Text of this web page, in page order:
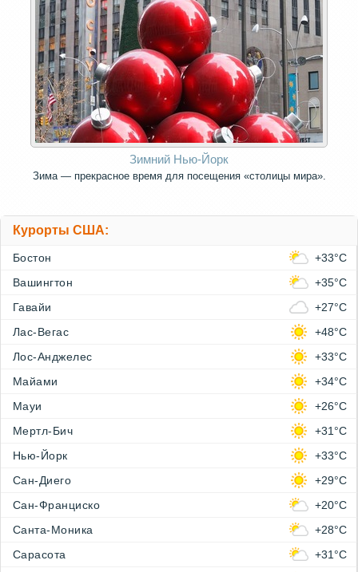
Зимний Нью-Йорк
Зима — прекрасное время для посещения «столицы мира».
Курорты США:
Бостон
+33°C
Вашингтон
+35°C
Гавайи
+27°C
Лас-Вегас
+48°C
Лос-Анджелес
+33°C
Майами
+34°C
Мауи
+26°C
Мертл-Бич
+31°C
Нью-Йорк
+33°C
Сан-Диего
+29°C
Сан-Франциско
+20°C
Санта-Моника
+28°C
Сарасота
+31°C